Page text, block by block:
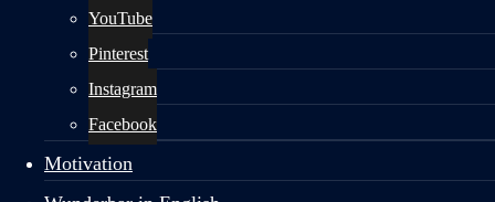
YouTube
Pinterest
Instagram
Facebook
Motivation